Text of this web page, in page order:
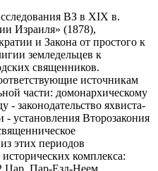
ВЗ в XIX в.
Израиля» (1878),
и Закона от простого к
земледельцев к
священников.
источникам
части: домонархическому
- законодательство яхвиста-
- установления Второзакония
этих периодов
комплекса: